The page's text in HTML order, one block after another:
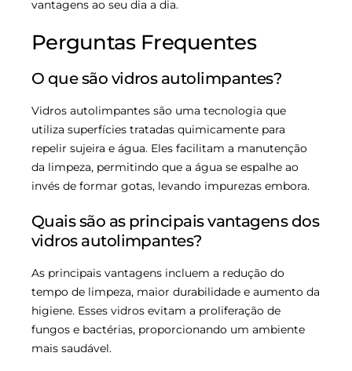
vantagens ao seu dia a dia.
Perguntas Frequentes
O que são vidros autolimpantes?
Vidros autolimpantes são uma tecnologia que
utiliza superfícies tratadas quimicamente para
repelir sujeira e água. Eles facilitam a manutenção
da limpeza, permitindo que a água se espalhe ao
invés de formar gotas, levando impurezas embora.
Quais são as principais vantagens dos
vidros autolimpantes?
As principais vantagens incluem a redução do
tempo de limpeza, maior durabilidade e aumento da
higiene. Esses vidros evitam a proliferação de
fungos e bactérias, proporcionando um ambiente
mais saudável.